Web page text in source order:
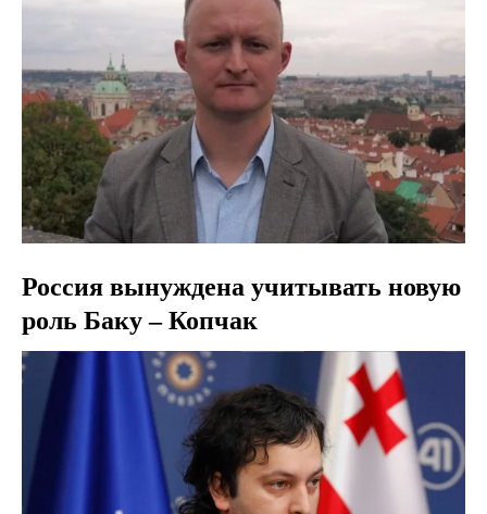
Россия вынуждена учитывать новую
роль Баку – Копчак